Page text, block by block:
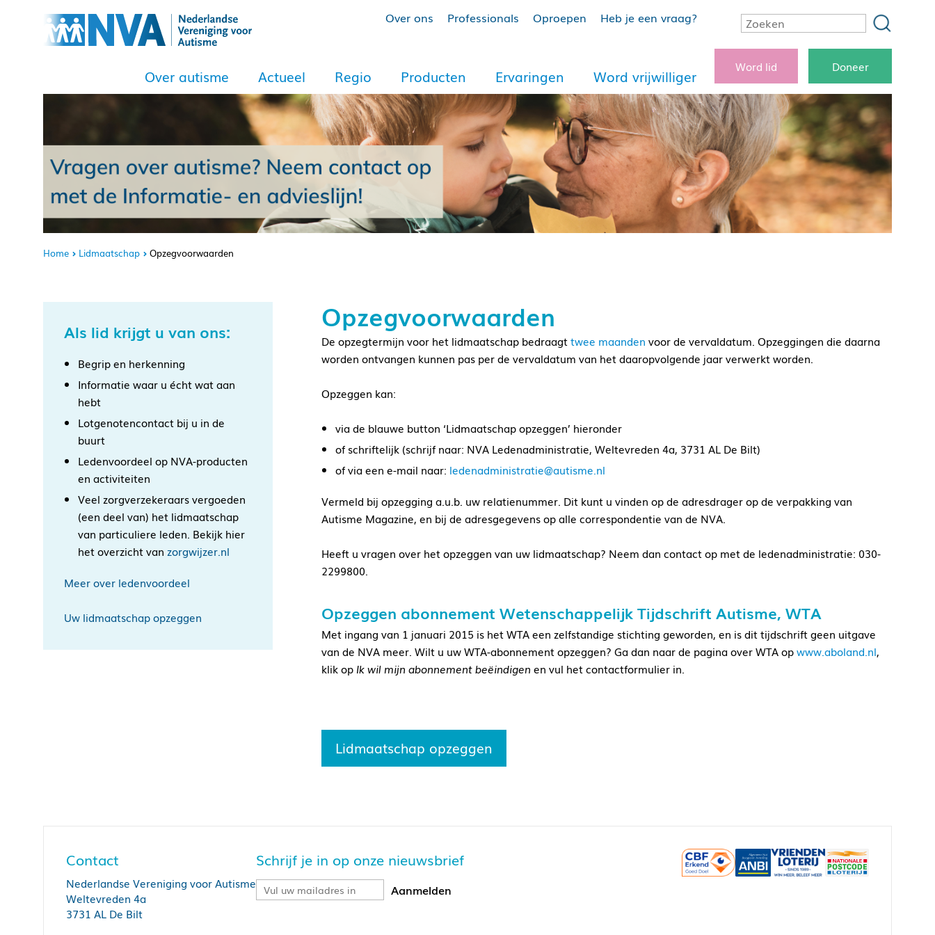
Over ons Professionals Oproepen Heb je een vraag?
Over autisme Actueel Regio Producten Ervaringen Word vrijwilliger
Word lid Doneer
Home Lidmaatschap Opzegvoorwaarden
Als lid krijgt u van ons:
Begrip en herkenning
Informatie waar u écht wat aan
hebt
Lotgenotencontact bij u in de
buurt
Ledenvoordeel op NVA-producten
en activiteiten
Veel zorgverzekeraars vergoeden
(een deel van) het lidmaatschap
van particuliere leden. Bekijk hier
het overzicht van zorgwijzer.nl
Meer over ledenvoordeel
Uw lidmaatschap opzeggen
Opzegvoorwaarden
De opzegtermijn voor het lidmaatschap bedraagttwee maanden voor de vervaldatum. Opzeggingen die daarna
worden ontvangen kunnen pas per de vervaldatum van het daaropvolgende jaar verwerkt worden.
Opzeggen kan:
via de blauwe button ‘Lidmaatschap opzeggen’ hieronder
of schriftelijk (schrijf naar: NVA Ledenadministratie, Weltevreden 4a, 3731 AL De Bilt)
of via een e-mail naar: ledenadministratie@autisme.nl
Vermeld bij opzegging a.u.b. uw relatienummer. Dit kunt u vinden op de adresdrager op de verpakking van
Autisme Magazine, en bij de adresgegevens op alle correspondentie van de NVA.
Heeft u vragen over het opzeggen van uw lidmaatschap? Neem dan contact op met de ledenadministratie: 030-
2299800.
Opzeggen abonnement Wetenschappelijk Tijdschrift Autisme, WTA
Met ingang van 1 januari 2015 is het WTA een zelfstandige stichting geworden, en is dit tijdschrift geen uitgave
van de NVA meer. Wilt u uw WTA-abonnement opzeggen? Ga dan naar de pagina over WTA opwww.aboland.nl,
klik op Ik wil mijn abonnement beëindigen en vul het contactformulier in.
Lidmaatschap opzeggen
Contact
Nederlandse Vereniging voor Autisme
Weltevreden 4a
3731 AL De Bilt
Schrijf je in op onze nieuwsbrief